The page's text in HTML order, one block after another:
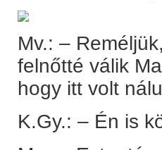
Mv.: –
felnőtté válik
hogy itt volt
K.Gy.: – Én is